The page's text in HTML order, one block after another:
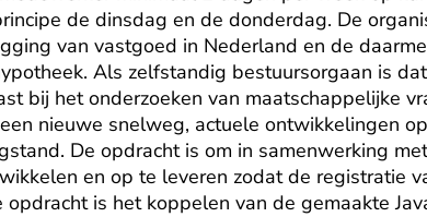
de dinsdag en de donderdag. De
van vastgoed in Nederland en de
Als zelfstandig bestuursorgaan is
bij het onderzoeken van maatschappelijke
nieuwe snelweg, actuele ontwikkelingen
De opdracht is om in samenwerking
en op te leveren zodat de registratie
is het koppelen van de gemaakte